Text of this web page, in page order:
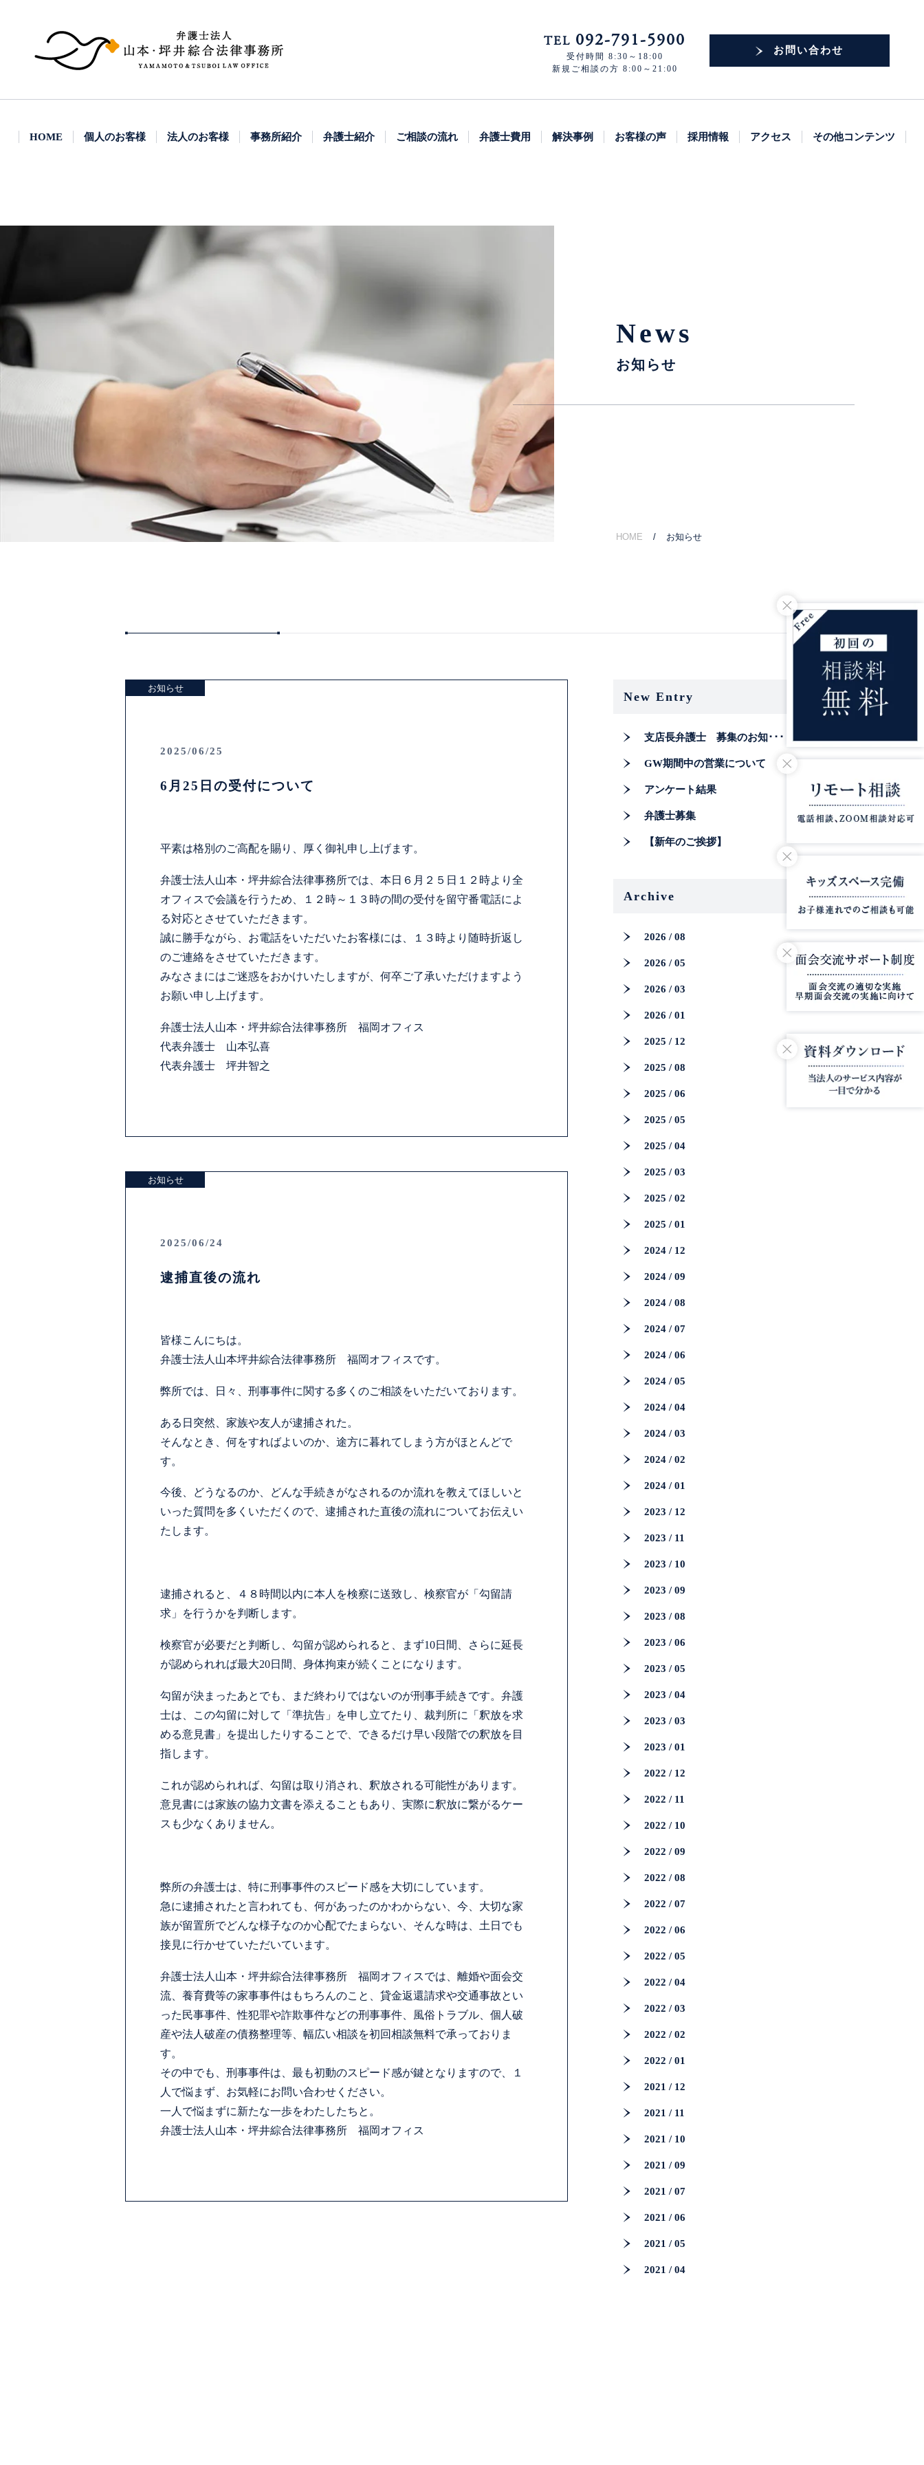
お問い合わせ
TEL 092-791-5900
受付時間 8:30～18:00
新規ご相談の方 8:00～21:00
HOME 個人のお客様 法人のお客様 事務所紹介 弁護士紹介 ご相談の流れ 弁護士費用 解決事例 お客様の声 採用情報 アクセス その他コンテンツ
News
お知らせ
HOME お知らせ
お知らせ
2025/06/25
6月25日の受付について
平素は格別のご高配を賜り、厚く御礼申し上げます。
弁護士法人山本・坪井綜合法律事務所では、本日６月２５日１２時より全
オフィスで会議を行うため、１２時～１３時の間の受付を留守番電話によ
る対応とさせていただきます。
誠に勝手ながら、お電話をいただいたお客様には、１３時より随時折返し
のご連絡をさせていただきます。
みなさまにはご迷惑をおかけいたしますが、何卒ご了承いただけますよう
お願い申し上げます。
弁護士法人山本・坪井綜合法律事務所 福岡オフィス
代表弁護士 山本弘喜
代表弁護士 坪井智之
お知らせ
2025/06/24
逮捕直後の流れ
皆様こんにちは。
弁護士法人山本坪井綜合法律事務所 福岡オフィスです。
弊所では、日々、刑事事件に関する多くのご相談をいただいております。
ある日突然、家族や友人が逮捕された。
そんなとき、何をすればよいのか、途方に暮れてしまう方がほとんどで
す。
今後、どうなるのか、どんな手続きがなされるのか流れを教えてほしいと
いった質問を多くいただくので、逮捕された直後の流れについてお伝えい
たします。
逮捕されると、４８時間以内に本人を検察に送致し、検察官が「勾留請
求」を行うかを判断します。
検察官が必要だと判断し、勾留が認められると、まず10日間、さらに延長
が認められれば最大20日間、身体拘束が続くことになります。
勾留が決まったあとでも、まだ終わりではないのが刑事手続きです。弁護
士は、この勾留に対して「準抗告」を申し立てたり、裁判所に「釈放を求
める意見書」を提出したりすることで、できるだけ早い段階での釈放を目
指します。
これが認められれば、勾留は取り消され、釈放される可能性があります。
意見書には家族の協力文書を添えることもあり、実際に釈放に繋がるケー
スも少なくありません。
弊所の弁護士は、特に刑事事件のスピード感を大切にしています。
急に逮捕されたと言われても、何があったのかわからない、今、大切な家
族が留置所でどんな様子なのか心配でたまらない、そんな時は、土日でも
接見に行かせていただいています。
弁護士法人山本・坪井綜合法律事務所 福岡オフィスでは、離婚や面会交
流、養育費等の家事事件はもちろんのこと、貸金返還請求や交通事故とい
った民事事件、性犯罪や詐欺事件などの刑事事件、風俗トラブル、個人破
産や法人破産の債務整理等、幅広い相談を初回相談無料で承っておりま
す。
その中でも、刑事事件は、最も初動のスピード感が鍵となりますので、１
人で悩まず、お気軽にお問い合わせください。
一人で悩まずに新たな一歩をわたしたちと。
弁護士法人山本・坪井綜合法律事務所 福岡オフィス
New Entry
支店長弁護士 募集のお知･･･
GW期間中の営業について
アンケート結果
弁護士募集
【新年のご挨拶】
Archive
2026 / 08
2026 / 05
2026 / 03
2026 / 01
2025 / 12
2025 / 08
2025 / 06
2025 / 05
2025 / 04
2025 / 03
2025 / 02
2025 / 01
2024 / 12
2024 / 09
2024 / 08
2024 / 07
2024 / 06
2024 / 05
2024 / 04
2024 / 03
2024 / 02
2024 / 01
2023 / 12
2023 / 11
2023 / 10
2023 / 09
2023 / 08
2023 / 06
2023 / 05
2023 / 04
2023 / 03
2023 / 01
2022 / 12
2022 / 11
2022 / 10
2022 / 09
2022 / 08
2022 / 07
2022 / 06
2022 / 05
2022 / 04
2022 / 03
2022 / 02
2022 / 01
2021 / 12
2021 / 11
2021 / 10
2021 / 09
2021 / 07
2021 / 06
2021 / 05
2021 / 04